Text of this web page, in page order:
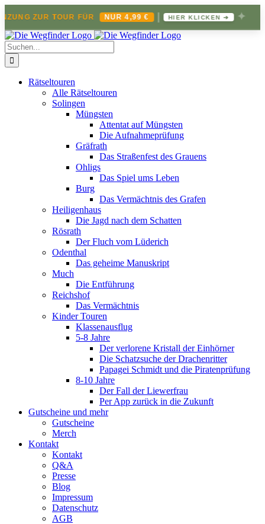
ZUR TOUR FÜR NUR 4,99 € | HIER KLICKEN ➔ ✦
Zum
Inhalt
springen
Suche
nach:
Rätseltouren
Alle Rätseltouren
Solingen
Müngsten
Attentat auf Müngsten
Die Aufnahmeprüfung
Gräfrath
Das Straßenfest des Grauens
Ohligs
Das Spiel ums Leben
Burg
Das Vermächtnis des Grafen
Heiligenhaus
Die Jagd nach dem Schatten
Rösrath
Der Fluch vom Lüderich
Odenthal
Das geheime Manuskript
Much
Die Entführung
Reichshof
Das Vermächtnis
Kinder Touren
Klassenausflug
5-8 Jahre
Der verlorene Kristall der Einhörner
Die Schatzsuche der Drachenritter
Papagei Schmidt und die Piratenprüfung
8-10 Jahre
Der Fall der Liewerfrau
Per App zurück in die Zukunft
Gutscheine und mehr
Gutscheine
Merch
Kontakt
Kontakt
Q&A
Presse
Blog
Impressum
Datenschutz
AGB